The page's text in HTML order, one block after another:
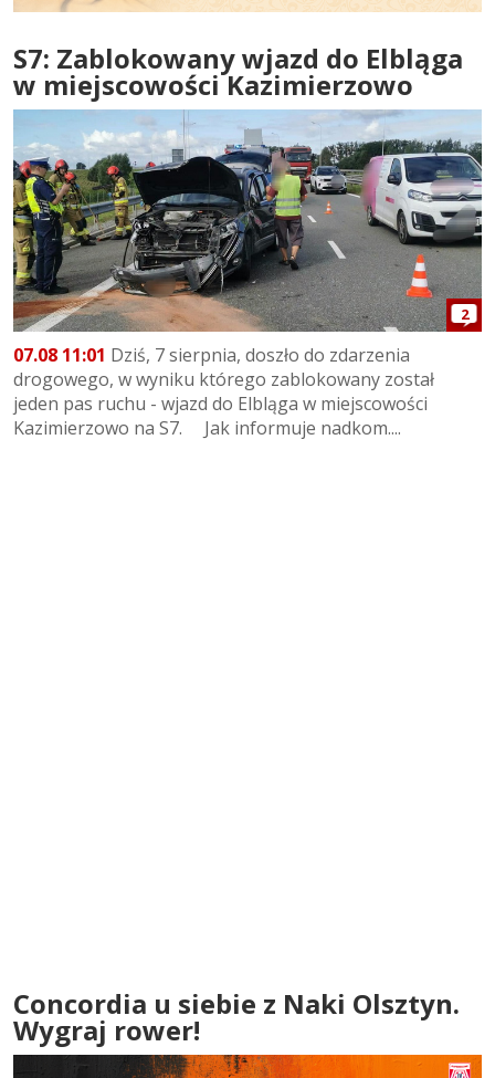
S7: Zablokowany wjazd do Elbląga
w miejscowości Kazimierzowo
2
07.08 11:01 Dziś, 7 sierpnia, doszło do zdarzenia
drogowego, w wyniku którego zablokowany został
jeden pas ruchu - wjazd do Elbląga w miejscowości
Kazimierzowo na S7. Jak informuje nadkom....
Concordia u siebie z Naki Olsztyn.
Wygraj rower!